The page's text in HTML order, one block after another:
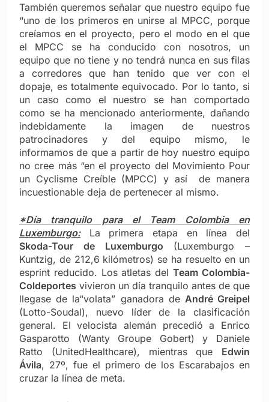
También queremos señalar que nuestro equipo fue
“uno de los primeros en unirse al MPCC, porque
creíamos en el proyecto, pero el modo en el que
el MPCC se ha conducido con nosotros, un
equipo que no tiene y no tendrá nunca en sus filas
a corredores que han tenido que ver con el
dopaje, es totalmente equivocado. Por lo tanto, si
un caso como el nuestro se han comportado
como se ha mencionado anteriormente, dañando
indebidamente la imagen de nuestros
patrocinadores y del equipo mismo, le
informamos de que a partir de hoy nuestro equipo
no cree más “en el proyecto del Movimiento Pour
un Cyclisme Creíble (MPCC) y así de manera
incuestionable deja de pertenecer al mismo.
*Día tranquilo para el Team Colombia en
Luxemburgo:La primera etapa en línea del
Skoda-Tour de Luxemburgo (Luxemburgo –
Kuntzig, de 212,6 kilómetros) se ha resuelto en un
esprint reducido. Los atletas delTeam Colombia-
Coldeportes vivieron un día tranquilo antes de que
llegase de la“volata” ganadora de André Greipel
(Lotto-Soudal), nuevo líder de la clasificación
general. El velocista alemán precedió a Enrico
Gasparotto (Wanty Groupe Gobert) y Daniele
Ratto (UnitedHealthcare), mientras que Edwin
Ávila, 27º, fue el primero de los Escarabajos en
cruzar la línea de meta.